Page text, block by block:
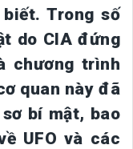
Trong số
do CIA đứng
chương trình
quan này đã
bí mật, bao
UFO và các